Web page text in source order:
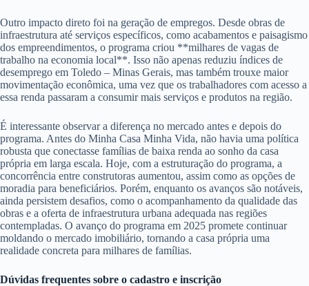
Outro impacto direto foi na geração de empregos. Desde obras de
infraestrutura até serviços específicos, como acabamentos e paisagismo
dos empreendimentos, o programa criou **milhares de vagas de
trabalho na economia local**. Isso não apenas reduziu índices de
desemprego em Toledo – Minas Gerais, mas também trouxe maior
movimentação econômica, uma vez que os trabalhadores com acesso a
essa renda passaram a consumir mais serviços e produtos na região.
É interessante observar a diferença no mercado antes e depois do
programa. Antes do Minha Casa Minha Vida, não havia uma política
robusta que conectasse famílias de baixa renda ao sonho da casa
própria em larga escala. Hoje, com a estruturação do programa, a
concorrência entre construtoras aumentou, assim como as opções de
moradia para beneficiários. Porém, enquanto os avanços são notáveis,
ainda persistem desafios, como o acompanhamento da qualidade das
obras e a oferta de infraestrutura urbana adequada nas regiões
contempladas. O avanço do programa em 2025 promete continuar
moldando o mercado imobiliário, tornando a casa própria uma
realidade concreta para milhares de famílias.
Dúvidas frequentes sobre o cadastro e inscrição